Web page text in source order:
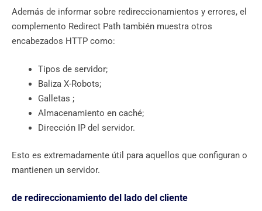
Además de informar sobre redireccionamientos y errores, el
complemento Redirect Path también muestra otros
encabezados HTTP como:
Tipos de servidor;
Baliza X-Robots;
Galletas ;
Almacenamiento en caché;
Dirección IP del servidor.
Esto es extremadamente útil para aquellos que configuran o
mantienen un servidor.
de redireccionamiento del lado del cliente